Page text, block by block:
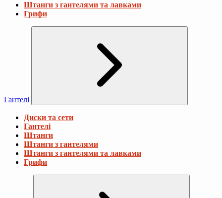
Штанги з гантелями та лавками
Грифи
Гантелі
Диски та сети
Гантелі
Штанги
Штанги з гантелями
Штанги з гантелями та лавками
Грифи